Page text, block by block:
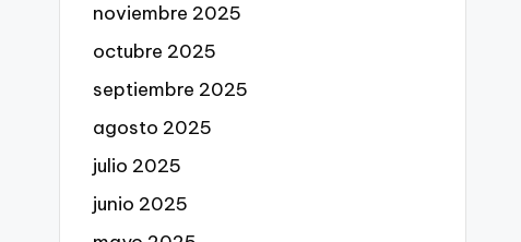
noviembre 2025
octubre 2025
septiembre 2025
agosto 2025
julio 2025
junio 2025